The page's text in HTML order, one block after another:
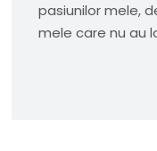
pasiunilor mele,
mele care nu au